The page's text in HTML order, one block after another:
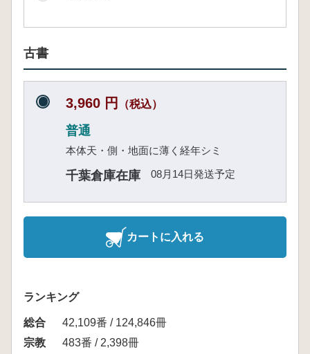
古書
3,960 円 （税込）
普通
本体天・側・地面に薄く経年シミ
千葉倉庫在庫 08月14日発送予定
カートに入れる
ランキング
総合
42,109番 / 124,846冊
宗教
483番 / 2,398冊